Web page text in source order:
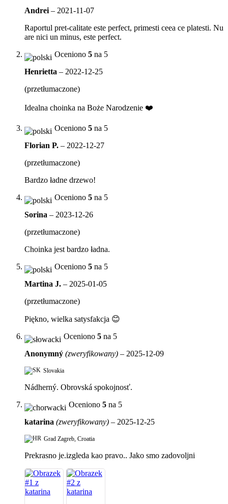
Andrei – 2021-11-07
Raportul pret-calitate este perfect, primesti ceea ce platesti. Nu
are nici un minus, este perfect.
Oceniono 5 na 5
Henrietta – 2022-12-25
(przetłumaczone)
Idealna choinka na Boże Narodzenie ❤️
Oceniono 5 na 5
Florian P. – 2022-12-27
(przetłumaczone)
Bardzo ładne drzewo!
Oceniono 5 na 5
Sorina – 2023-12-26
(przetłumaczone)
Choinka jest bardzo ładna.
Oceniono 5 na 5
Martina J. – 2025-01-05
(przetłumaczone)
Piękno, wielka satysfakcja 😊
Oceniono 5 na 5
Anonymný (zweryfikowany) – 2025-12-09
Slovakia
Nádherný. Obrovská spokojnosť.
Oceniono 5 na 5
katarina (zweryfikowany) – 2025-12-25
Grad Zagreb, Croatia
Prekrasno je.izgleda kao pravo.. Jako smo zadovoljni